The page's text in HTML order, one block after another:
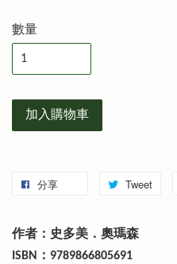
數量
加入購物車
分享 Tweet
作者：史多美．奧瑪森
ISBN：9789866805691